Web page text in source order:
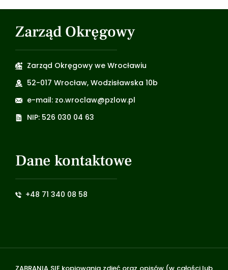
Zarząd Okręgowy
Zarząd Okręgowy we Wrocławiu
52-017 Wrocław, Wodzisławska 10b
e-mail: zo.wroclaw@pzlow.pl
NIP: 526 030 04 63
Dane kontaktowe
+48 71 340 08 58